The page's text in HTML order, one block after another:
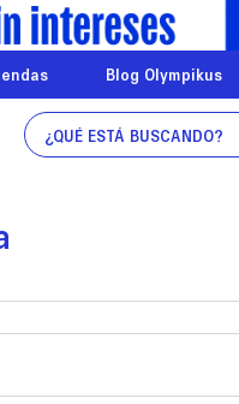
Blog Olympikus
¿Qué está buscando?